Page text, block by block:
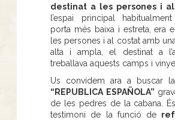
destinat a les persones i
l’espai principal
porta més baixa i estreta, era
les persones i al costat amb
alta i ampla, el destinat a
treballava aquests camps i
Us convidem ara a buscar
“REPUBLICA ESPAÑOLA”
de les pedres de la cabana.
testimoni de la funció de